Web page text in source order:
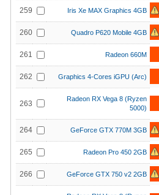
259 Iris Xe MAX Graphics 4GB
260 Quadro P620 Mobile 4GB
261 Radeon 660M
262 Graphics 4-Cores iGPU (Arc)
263
Radeon RX Vega 8 (Ryzen
5000)
264 GeForce GTX 770M 3GB
265 Radeon Pro 450 2GB
266 GeForce GTX 750 v2 2GB